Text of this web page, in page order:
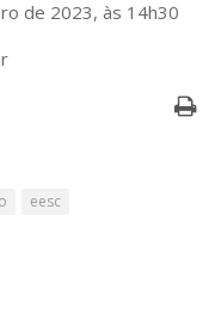
de 2023, às 14h30
eesc